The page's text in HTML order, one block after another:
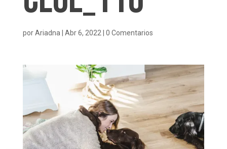
porAriadna Abr 6, 2022 0 Comentarios